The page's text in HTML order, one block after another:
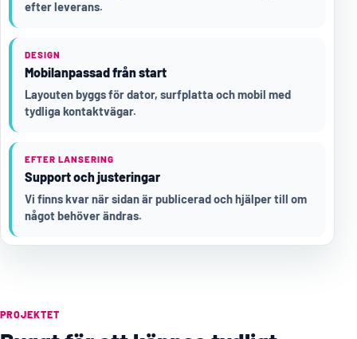
efter leverans.
DESIGN
Mobilanpassad från start
Layouten byggs för dator, surfplatta och mobil med
tydliga kontaktvägar.
EFTER LANSERING
Support och justeringar
Vi finns kvar när sidan är publicerad och hjälper till om
något behöver ändras.
PROJEKTET